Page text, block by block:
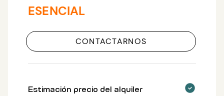
ESENCIAL
CONTACTARNOS
Estimación precio del alquiler